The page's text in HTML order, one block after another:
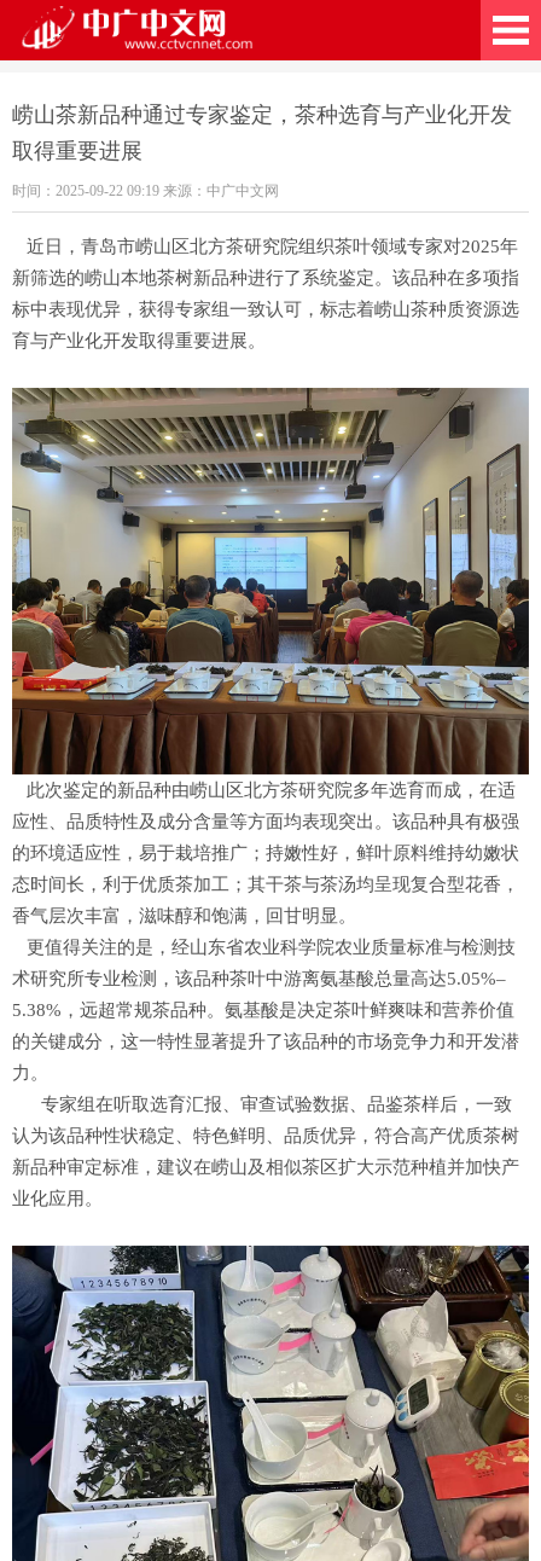
崂山茶新品种通过专家鉴定，茶种选育与产业化开发
取得重要进展
时间：2025-09-22 09:19 来源：中广中文网
近日，青岛市崂山区北方茶研究院组织茶叶领域专家对2025年
新筛选的崂山本地茶树新品种进行了系统鉴定。该品种在多项指
标中表现优异，获得专家组一致认可，标志着崂山茶种质资源选
育与产业化开发取得重要进展。
此次鉴定的新品种由崂山区北方茶研究院多年选育而成，在适
应性、品质特性及成分含量等方面均表现突出。该品种具有极强
的环境适应性，易于栽培推广；持嫩性好，鲜叶原料维持幼嫩状
态时间长，利于优质茶加工；其干茶与茶汤均呈现复合型花香，
香气层次丰富，滋味醇和饱满，回甘明显。
更值得关注的是，经山东省农业科学院农业质量标准与检测技
术研究所专业检测，该品种茶叶中游离氨基酸总量高达5.05%–
5.38%，远超常规茶品种。氨基酸是决定茶叶鲜爽味和营养价值
的关键成分，这一特性显著提升了该品种的市场竞争力和开发潜
力。
专家组在听取选育汇报、审查试验数据、品鉴茶样后，一致
认为该品种性状稳定、特色鲜明、品质优异，符合高产优质茶树
新品种审定标准，建议在崂山及相似茶区扩大示范种植并加快产
业化应用。